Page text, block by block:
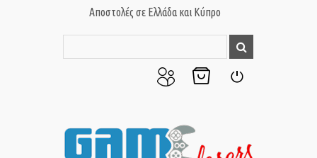
Αποστολές σε Ελλάδα και Κύπρο
μου